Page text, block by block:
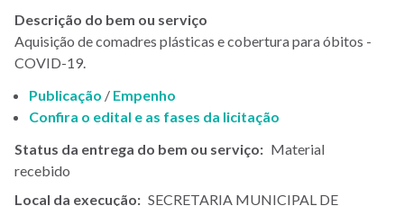
Descrição do bem ou serviço
Aquisição de comadres plásticas e cobertura para óbitos -
COVID-19.
Publicação / Empenho
Confira o edital e as fases da licitação
Status da entrega do bem ou serviço
Material
recebido
Local da execução
SECRETARIA MUNICIPAL DE